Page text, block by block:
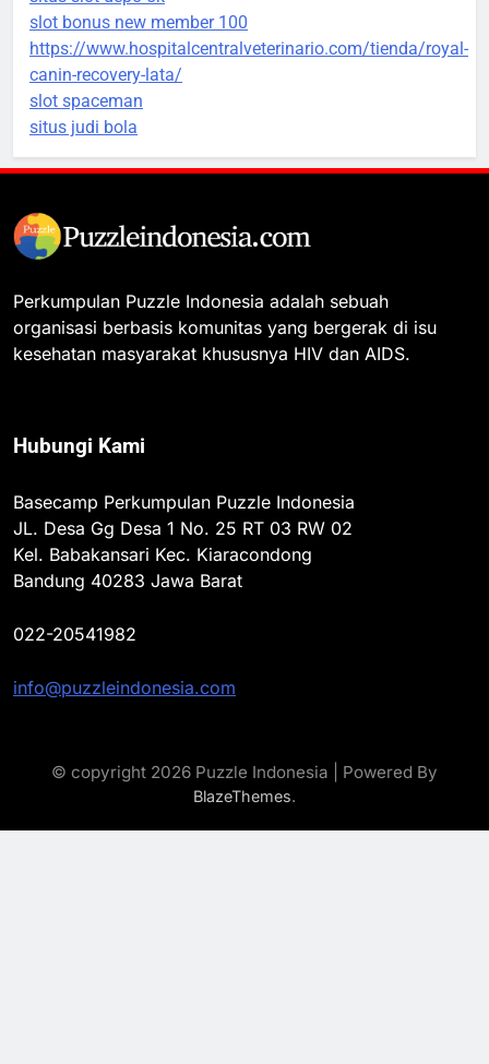
slot bonus new member 100
https://www.hospitalcentralveterinario.com/tienda/royal-
canin-recovery-lata/
slot spaceman
situs judi bola
Perkumpulan Puzzle Indonesia adalah sebuah
organisasi berbasis komunitas yang bergerak di isu
kesehatan masyarakat khususnya HIV dan AIDS.
Hubungi Kami
Basecamp Perkumpulan Puzzle Indonesia
JL. Desa Gg Desa 1 No. 25 RT 03 RW 02
Kel. Babakansari Kec. Kiaracondong
Bandung 40283 Jawa Barat
022-20541982
info@puzzleindonesia.com
© copyright 2026 Puzzle Indonesia | Powered By
BlazeThemes.